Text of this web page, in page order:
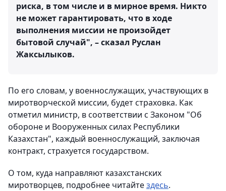
риска, в том числе и в мирное время. Никто
не может гарантировать, что в ходе
выполнения миссии не произойдет
бытовой случай", – сказал Руслан
Жаксылыков.
По его словам, у военнослужащих, участвующих в
миротворческой миссии, будет страховка. Как
отметил министр, в соответствии с Законом "Об
обороне и Вооруженных силах Республики
Казахстан", каждый военнослужащий, заключая
контракт, страхуется государством.
О том, куда направляют казахстанских
миротворцев, подробнее читайтездесь.